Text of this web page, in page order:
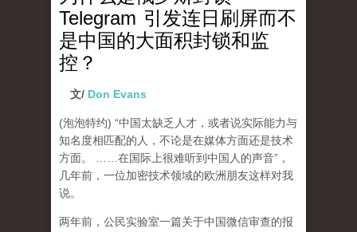
Telegram 引发连日刷屏而不
是中国的大面积封锁和监
控？
文/ Don Evans
(泡泡特约) “中国太缺乏人才，或者说实际能力与
知名度相匹配的人，不论是在媒体方面还是技术
方面。 ……在国际上很难听到中国人的声音”，
几年前，一位加密技术领域的欧洲朋友这样对我
说。
两年前，公民实验室一篇关于中国微信审查的报